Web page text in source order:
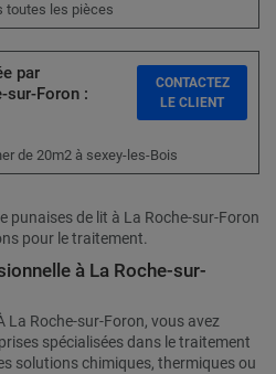
toutes les pièces
par
sur-Foron :
de 20m2 à sexey-les-Bois
CONTACTEZ
LE CLIENT
punaises de lit à La Roche-sur-Foron
pour le traitement.
à La Roche-sur-
La Roche-sur-Foron, vous avez
spécialisées dans le traitement
solutions chimiques, thermiques ou